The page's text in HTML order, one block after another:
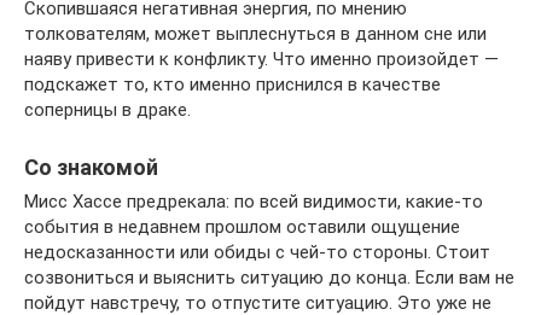
Скопившаяся негативная энергия, по мнению
толкователям, может выплеснуться в данном сне или
наяву привести к конфликту. Что именно произойдет —
подскажет то, кто именно приснился в качестве
соперницы в драке.
Со знакомой
Мисс Хассе предрекала: по всей видимости, какие-то
события в недавнем прошлом оставили ощущение
недосказанности или обиды с чей-то стороны. Стоит
созвониться и выяснить ситуацию до конца. Если вам не
пойдут навстречу, то отпустите ситуацию. Это уже не